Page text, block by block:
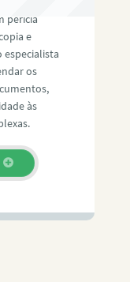
perícia
e
especialista
os
às